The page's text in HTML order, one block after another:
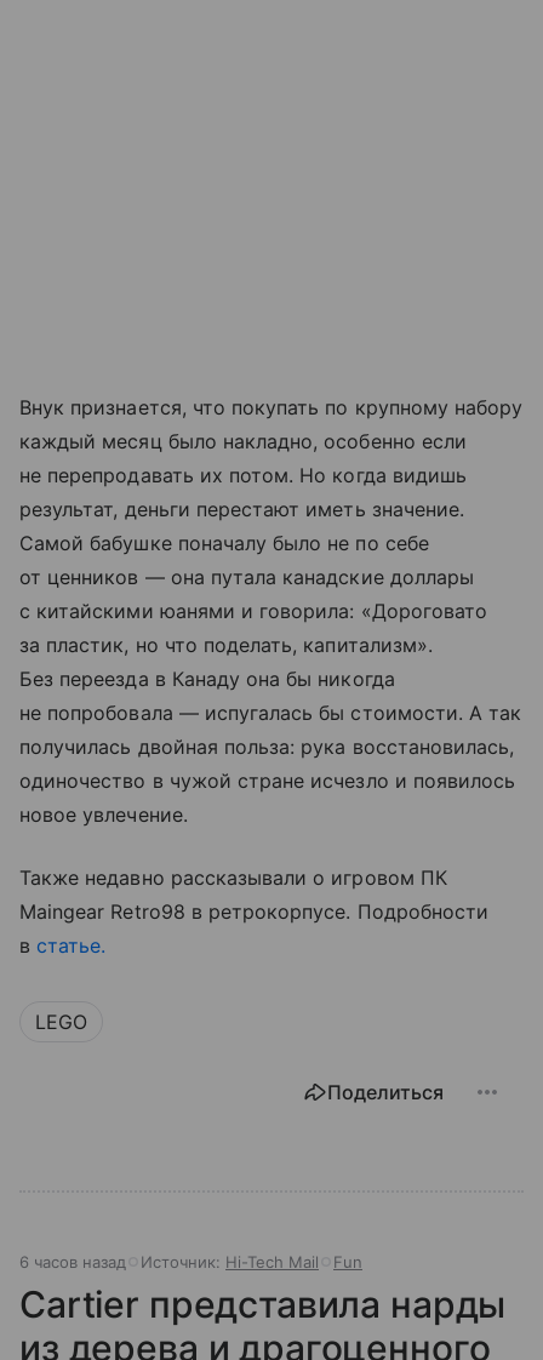
Внук признается, что покупать по крупному набору
каждый месяц было накладно, особенно если
не перепродавать их потом. Но когда видишь
результат, деньги перестают иметь значение.
Самой бабушке поначалу было не по себе
от ценников — она путала канадские доллары
с китайскими юанями и говорила: «Дороговато
за пластик, но что поделать, капитализм».
Без переезда в Канаду она бы никогда
не попробовала — испугалась бы стоимости. А так
получилась двойная польза: рука восстановилась,
одиночество в чужой стране исчезло и появилось
новое увлечение.
Также недавно рассказывали о игровом ПК
Maingear Retro98 в ретрокорпусе. Подробности
в статье.
LEGO
Поделиться
6 часов назад Источник: Hi-Tech Mail Fun
Cartier представила нарды
из дерева и драгоценного